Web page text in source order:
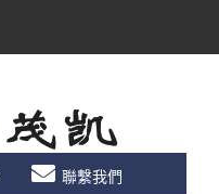
聯繫我們